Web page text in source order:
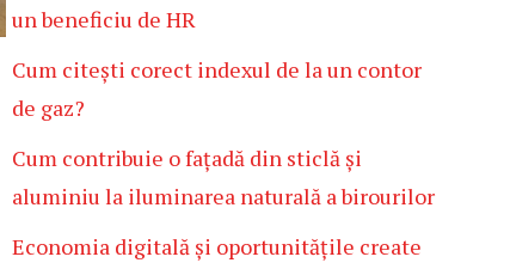
un beneficiu de HR
Cum citești corect indexul de la un contor
de gaz?
Cum contribuie o fațadă din sticlă și
aluminiu la iluminarea naturală a birourilor
Economia digitală și oportunitățile create